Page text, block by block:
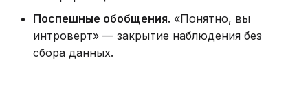
Поспешные обобщения. «Понятно, вы
интроверт» — закрытие наблюдения без
сбора данных.